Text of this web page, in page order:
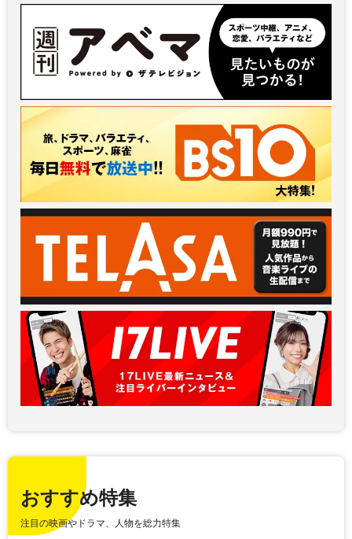
おすすめ特集
注目の映画やドラマ、人物を総力特集